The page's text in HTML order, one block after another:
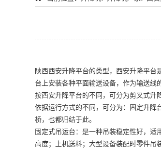
陕西西安升降平台的类型，西安升降平
台上安装各种平面输送设备，作为输送线
按西安升降平台的不同，可分为剪叉式升
依据运行方式的不同，可分为：固定升
桥，也都归结于此。
固定式吊运台：是一种吊装稳定性好，
高度；上机送料；大型设备装配时零件吊